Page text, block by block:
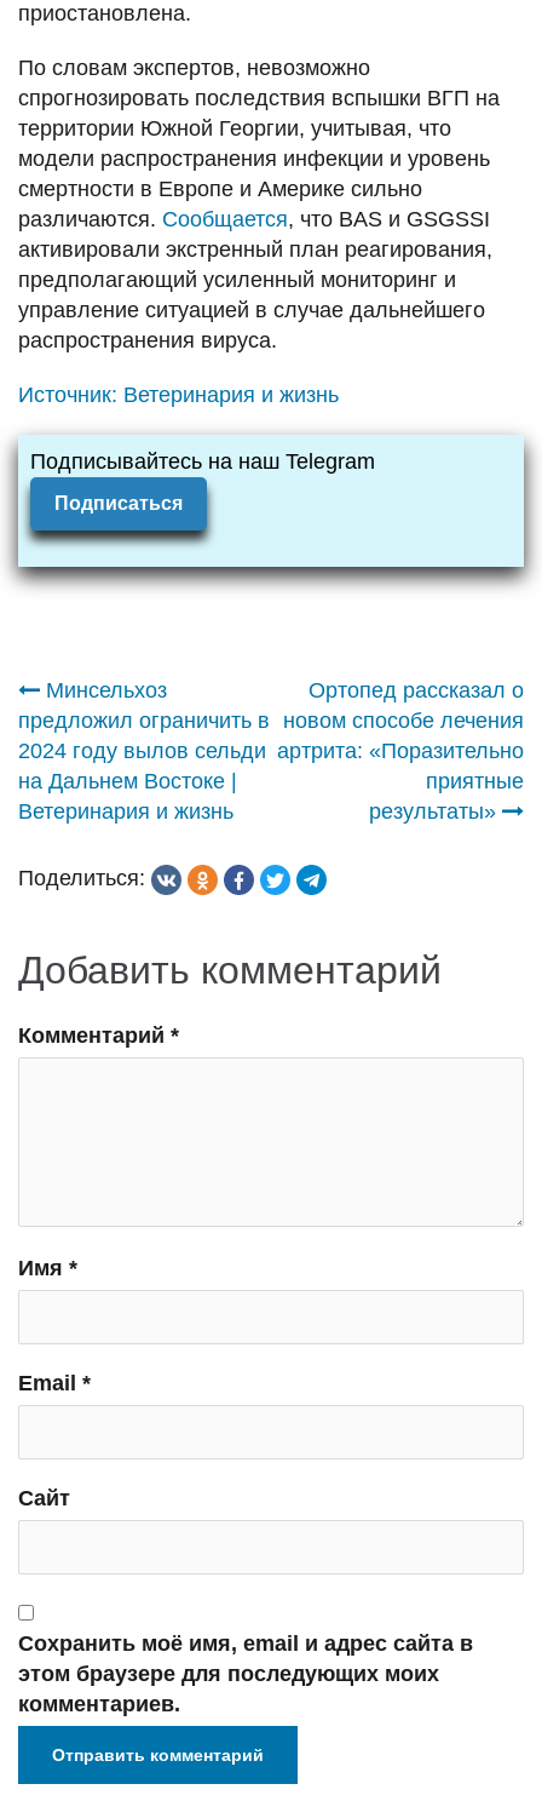
приостановлена.
По словам экспертов, невозможно
спрогнозировать последствия вспышки ВГП на
территории Южной Георгии, учитывая, что
модели распространения инфекции и уровень
смертности в Европе и Америке сильно
различаются. Сообщается, что BAS и GSGSSI
активировали экстренный план реагирования,
предполагающий усиленный мониторинг и
управление ситуацией в случае дальнейшего
распространения вируса.
Источник: Ветеринария и жизнь
Подписывайтесь на наш Telegram
Подписаться
Навигация
по
записям
Минсельхоз
предложил ограничить в
2024 году вылов сельди
на Дальнем Востоке |
Ветеринария и жизнь
Ортопед рассказал о
новом способе лечения
артрита: «Поразительно
приятные
результаты»
Поделиться:
Добавить комментарий
Комментарий *
Имя *
Email *
Сайт
Сохранить моё имя, email и адрес сайта в
этом браузере для последующих моих
комментариев.